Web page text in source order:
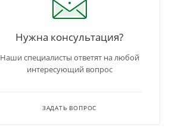
Нужна консультация?
Наши специалисты ответят на любой
интересующий вопрос
ЗАДАТЬ ВОПРОС